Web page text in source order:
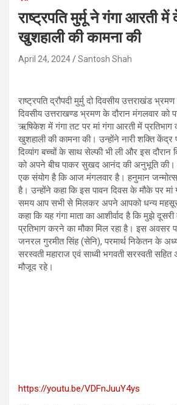
राष्ट्रपति मुर्मू ने गंगा आरती
खुशहाली की कामना की
April 24, 2024 Santosh Shah
राष्ट्रपति द्रौपदी मुर्मु दो दिवसीय उत्तराखंड
दिवसीय उत्तराखण्ड भ्रमण के दौरान मंगलवार को
ऋषिकेश में गंगा तट पर मां गंगा आरती में
खुशहाली की कामना की। उन्होंने नारी शक्ति केंद्र
दिव्यांग बच्चों के साथ सेल्फी भी ली और इस दौरान
को अपने बीच पाकर सुखद आनंद की अनुभूति की।
एक संयोग है कि आज मंगलवार है। हनुमान
है। उन्होंने कहा कि इस पावन दिवस के मौके पर
समय आप सभी से मिलकर अपने आपको धन्य
कहा कि यह गंगा माता का आशीर्वाद है कि मुझे
प्रतिभाग करने का मौका मिल रहा है। इस अवसर
जनरल गुरमीत सिंह (सेनि), परमार्थ निकेतन के
सरस्वती महाराज एवं साध्वी भगवती सरस्वती
मौजूद रहे।
https://youtu.be/VDFnJuuY4ys